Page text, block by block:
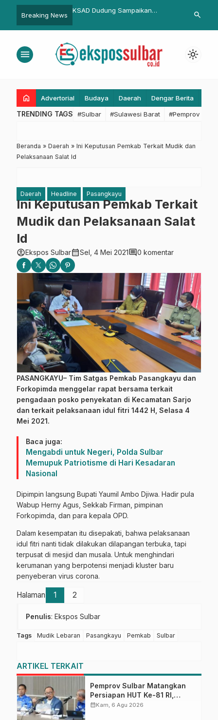
Breaking News
kepada Ridwan
Pakuan
Jokowi Minta ASEAN Tangani
Rakhine State
Sematkan
search
menu light_mode
home Advertorial Budaya Daerah Dengar Berita
TRENDING TAGS #Sulbar #Sulawesi Barat #Pemprov
Beranda » Daerah » Ini Keputusan Pemkab Terkait Mudik dan
Pelaksanaan Salat Id
Daerah Headline Pasangkayu
Ini Keputusan Pemkab Terkait
Mudik dan Pelaksanaan Salat
Id
account_circleEkspos Sulbarcalendar_monthSel, 4 Mei 2021comment0 komentar
PASANGKAYU– Tim Satgas Pemkab Pasangkayu dan
Forkopimda menggelar rapat bersama terkait
pengadaan posko penyekatan di Kecamatan Sarjo
dan terkait pelaksanaan idul fitri 1442 H, Selasa 4
Mei 2021.
Baca juga:
Mengabdi untuk Negeri, Polda Sulbar
Memupuk Patriotisme di Hari Kesadaran
Nasional
Dipimpin langsung Bupati Yaumil Ambo Djiwa. Hadir pula
Wabup Herny Agus, Sekkab Firman, pimpinan
Forkopimda, dan para kepala OPD.
Dalam kesempatan itu disepakati, bahwa pelaksanaan
idul fitri nanti tidak dilakukan dilapangan terbuka, tapi
terpusat di mesjid dan musala. Untuk menghindari
kerumanan yang berpotensi menjadi kluster baru
penyeberan virus corona.
Halaman 1 2
Penulis: Ekspos Sulbar
Tags Mudik Lebaran Pasangkayu Pemkab Sulbar
ARTIKEL TERKAIT
Pemprov Sulbar Matangkan
Persiapan HUT Ke-81 RI,
Puncak Upacara di Lapangan
calendar_monthKam, 6 Agu 2026